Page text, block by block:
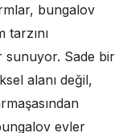
bungalov
tarzını
sunuyor. Sade bir
alanı değil,
evler